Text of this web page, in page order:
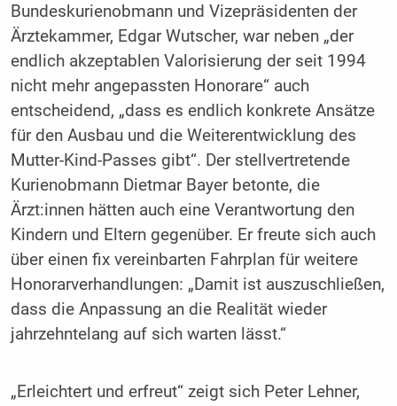
Bundeskurienobmann und Vizepräsidenten der
Ärztekammer, Edgar Wutscher, war neben „der
endlich akzeptablen Valorisierung der seit 1994
nicht mehr angepassten Honorare“ auch
entscheidend, „dass es endlich konkrete Ansätze
für den Ausbau und die Weiterentwicklung des
Mutter-Kind-Passes gibt“. Der stellvertretende
Kurienobmann Dietmar Bayer betonte, die
Ärzt:innen hätten auch eine Verantwortung den
Kindern und Eltern gegenüber. Er freute sich auch
über einen fix vereinbarten Fahrplan für weitere
Honorarverhandlungen: „Damit ist auszuschließen,
dass die Anpassung an die Realität wieder
jahrzehntelang auf sich warten lässt.“
„Erleichtert und erfreut“ zeigt sich Peter Lehner,